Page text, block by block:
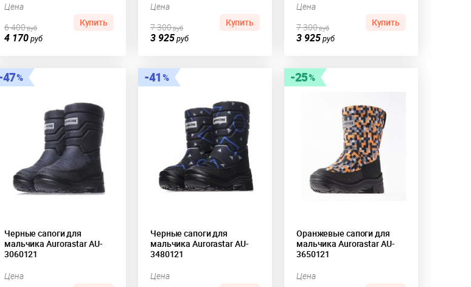
Цена
4 170руб
6 400руб Купить
Цена
3 925руб
7 300руб Купить
Цена
3 925руб
7 300руб Купить
47
Черные сапоги для
мальчика Aurorastar AU-
3060121
Цена
41
Черные сапоги для
мальчика Aurorastar AU-
3480121
Цена
25
Оранжевые сапоги для
мальчика Aurorastar AU-
3650121
Цена